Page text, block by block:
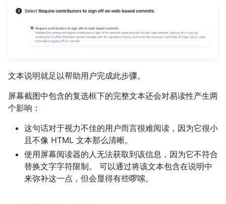
文本说明就足以帮助用户完成此步骤。
屏幕截图中包含的复选框下的完整文本还会对易读性产生两
个影响：
这句话对于视力不佳的用户而言很难阅读，因为它很小
且不像 HTML 文本那么清晰。
使用屏幕阅读器的人无法获取到该信息，因为它不符合
替换文字字符限制。 可以通过将该文本包含在说明中
来弥补这一点，但会显得有些啰嗦。